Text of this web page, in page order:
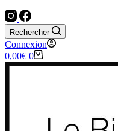
Rechercher
Connexion
Panier
d’achat
0,00€ 0